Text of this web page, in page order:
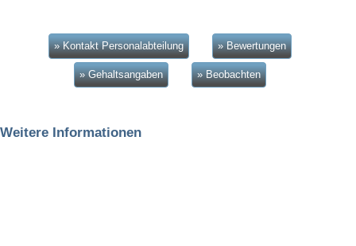
» Kontakt Personalabteilung » Bewertungen
» Gehaltsangaben » Beobachten
Weitere Informationen